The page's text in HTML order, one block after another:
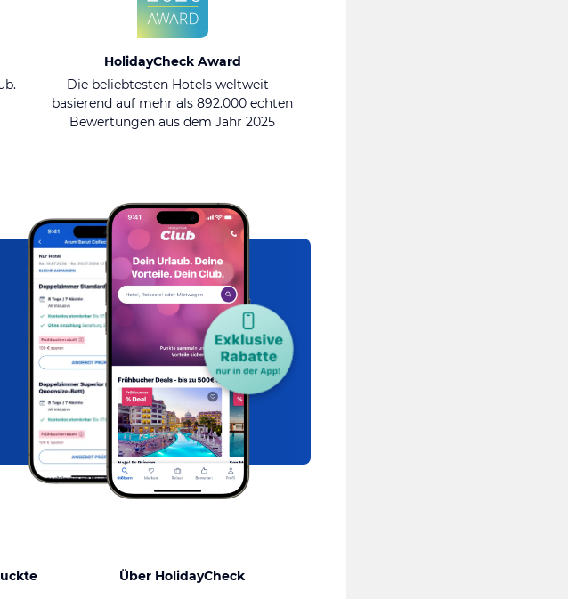
HolidayCheck Award
Die beliebtesten Hotels weltweit –
basierend auf mehr als 892.000 echten
Bewertungen aus dem Jahr 2025
Über HolidayCheck